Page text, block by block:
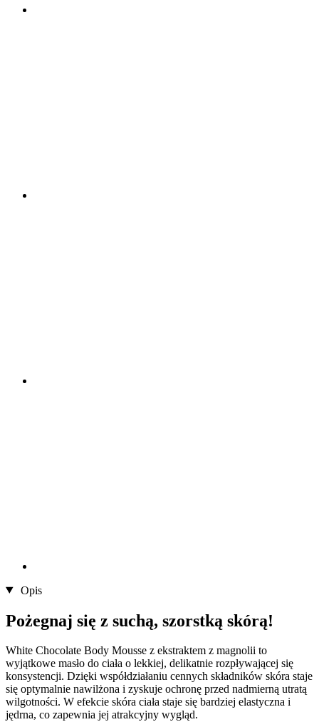
Opis
Pożegnaj się z suchą, szorstką skórą!
White Chocolate Body Mousse z ekstraktem z magnolii to
wyjątkowe masło do ciała o lekkiej, delikatnie rozpływającej się
konsystencji. Dzięki współdziałaniu cennych składników skóra staje
się optymalnie nawilżona i zyskuje ochronę przed nadmierną utratą
wilgotności. W efekcie skóra ciała staje się bardziej elastyczna i
jędrna, co zapewnia jej atrakcyjny wygląd.